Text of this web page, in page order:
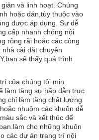
và linh hoạt. Chúng
hoặc dán,tùy thuộc vào
được áp dụng. Sự dễ
cấp nhanh chóng nội
rộng rãi hoặc các công
cài đặt chuyên
sẽ thấy quá trình
của chúng tôi mịn
làm tăng sự hấp dẫn trực
chỉ làm tăng chất lượng
nhuộm các khuôn dễ
sắc và kết thúc để
cho những khuôn
các dự án trang trí nội